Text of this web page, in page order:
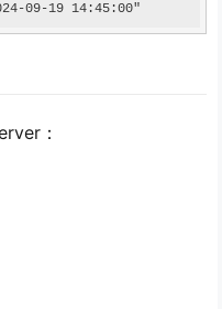
09-19 14:45:00"
：